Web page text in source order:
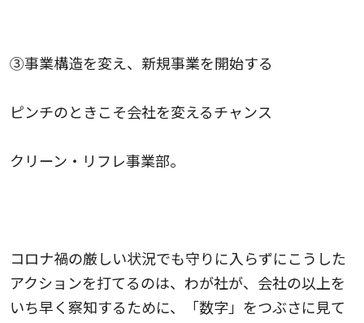
③事業構造を変え、新規事業を開始する
ピンチのときこそ会社を変えるチャンス
クリーン・リフレ事業部。
コロナ禍の厳しい状況でも守りに入らずにこうした
アクションを打てるのは、わが社が、会社の以上を
いち早く察知するために、「数字」をつぶさに見て